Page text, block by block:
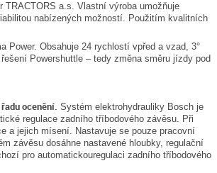
TRACTORS a.s. Vlastní výroba umožňuje
nabízených možností. Použitím kvalitních
Power. Obsahuje 24 rychlostí vpřed a vzad, 3°
Powershuttle – tedy změna směru jízdy pod
ocenění. Systém elektrohydrauliky Bosch je
regulace zadního tříbodového závěsu. Při
a jejich mísení. Nastavuje se pouze pracovní
závěsu dosáhne nastavené hloubky, regulační
pro automatickouregulaci zadního tříbodového